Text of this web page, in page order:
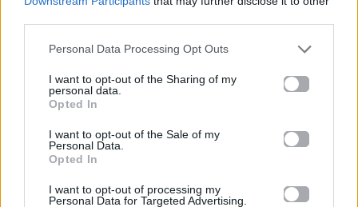
Personal Data Processing Opt Outs
I want to opt-out of the Sharing of my
personal data.
Opted In
I want to opt-out of the Sale of my
Personal Data.
Opted In
I want to opt-out of processing my
Personal Data for Targeted Advertising.
Και κάπως έτσι, η
μετακινήσεις, φήμες και ανατροπές. Η
επόμενη
μέρα του Στούντιο 4
ποτέ, με το κοινό να περιμένει να δει αν το νέο